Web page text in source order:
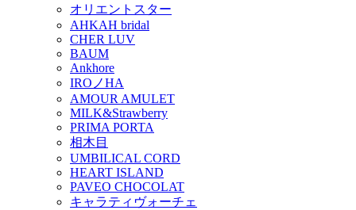
オリエントスター
AHKAH bridal
CHER LUV
BAUM
Ankhore
IROノHA
AMOUR AMULET
MILK&Strawberry
PRIMA PORTA
相木目
UMBILICAL CORD
HEART ISLAND
PAVEO CHOCOLAT
キャラティヴォーチェ